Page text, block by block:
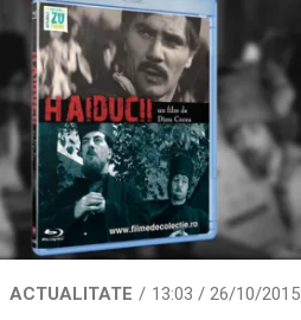
ACTUALITATE 13:03 / 26/10/2015